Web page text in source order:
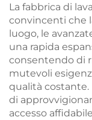
La fabbrica di
convincenti che
luogo, le
una rapida
consentendo di
mutevoli
qualità costante.
di
accesso